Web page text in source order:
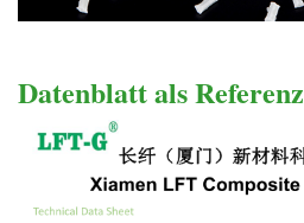
Datenblatt als Referenz